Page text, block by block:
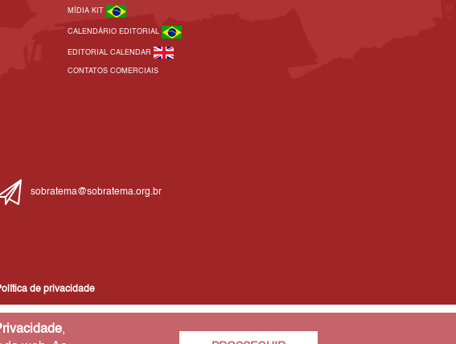
MÍDIA KIT
CALENDÁRIO EDITORIAL
EDITORIAL CALENDAR
CONTATOS COMERCIAIS
sobratema@sobratema.org.br
de privacidade
,